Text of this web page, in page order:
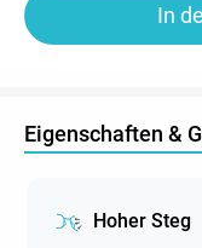
In
Eigenschaften &
Hoher Steg